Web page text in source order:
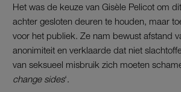
Het was de keuze van Gisèle Pelicot om
achter gesloten deuren te houden, maar
voor het publiek. Ze nam bewust afstand
anonimiteit en verklaarde dat niet
van seksueel misbruik zich moeten
change sides‘.